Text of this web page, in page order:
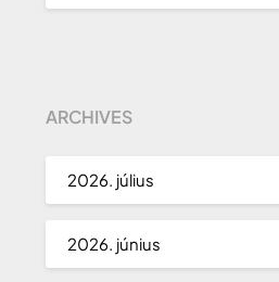
ARCHIVES
2026. július
2026. június